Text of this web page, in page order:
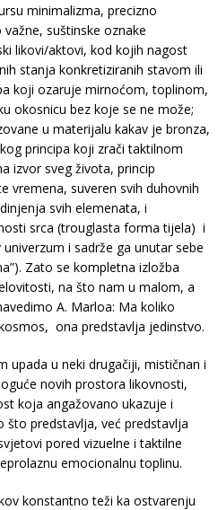
minimalizma, precizno
suštinske oznake
likovi/aktovi, kod kojih nagost
stanja konkretiziranih stavom ili
koji ozaruje mirnoćom, toplinom,
okosnicu bez koje se ne može;
u materijalu kakav je bronza,
principa koji zrači taktilnom
izvor sveg života, princip
vremena, suveren svih duhovnih
svih elemenata, i
srca (trouglasta forma tijela) i
i sadrže ga unutar sebe
Zato se kompletna izložba
na što nam u malom, a
A. Marloa: Ma koliko
ona predstavlja jedinstvo.
upada u neki drugačiji, mističnan i
novih prostora likovnosti,
koja angažovano ukazuje i
što predstavlja, već predstavlja
pored vizuelne i taktilne
emocionalnu toplinu.
konstantno teži ka ostvarenju